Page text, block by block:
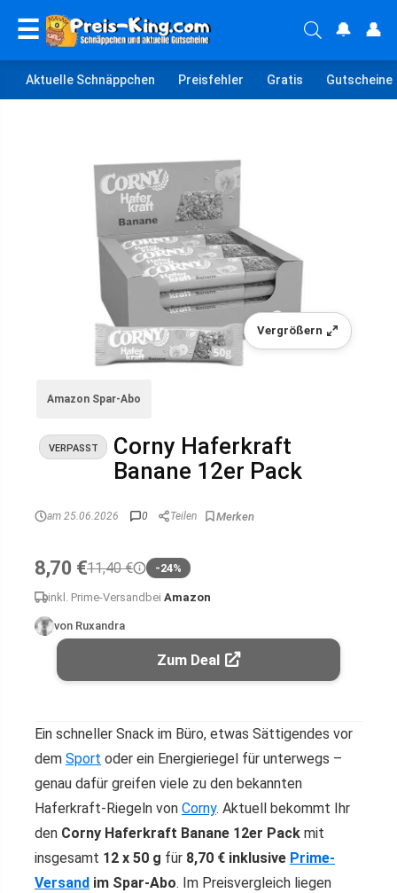
☰ 🔔 👤
Aktuelle Schnäppchen Preisfehler Gratis Gutscheine
Vergrößern
Amazon Spar-Abo
VERPASST
Corny Haferkraft
Banane 12er Pack
am 25.06.2026 0 Teilen
8,70 €11,40 € -24%
inkl. Prime-Versand bei Amazon
von Ruxandra
Zum Deal
Ein schneller Snack im Büro, etwas Sättigendes vor
dem Sport oder ein Energieriegel für unterwegs –
genau dafür greifen viele zu den bekannten
Haferkraft-Riegeln von Corny. Aktuell bekommt Ihr
den Corny Haferkraft Banane 12er Pack mit
insgesamt 12 x 50 g für 8,70 € inklusive Prime-
Versand im Spar-Abo. Im Preisvergleich liegen